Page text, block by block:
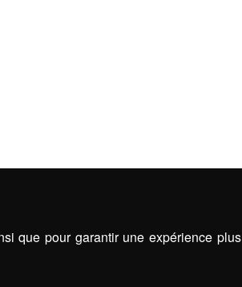
que pour garantir une expérience plus